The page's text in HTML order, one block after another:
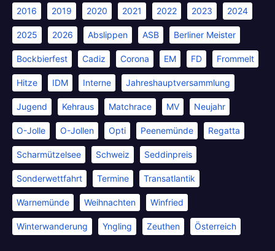
2016 2019 2020 2021 2022 2023 2024
2025 2026 Abslippen ASB Berliner Meister
Bockbierfest Cadiz Corona EM FD Frommelt
Hitze IDM Interne Jahreshauptversammlung
Jugend Kehraus Matchrace MV Neujahr
O-Jolle O-Jollen Opti Peenemünde Regatta
Scharmützelsee Schweiz Seddinpreis
Sonderwettfahrt Termine Transatlantik
Warnemünde Weihnachten Winfried
Winterwanderung Yngling Zeuthen Österreich